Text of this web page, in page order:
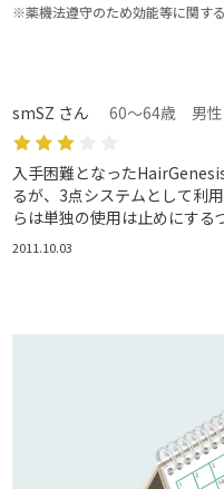
※薬機法遵守のため効能等に関す
smSZ さん 60～64歳 男性
入手困難となった
るが、3点システムとして利
らは単独の使用は止めにする
2011.10.03